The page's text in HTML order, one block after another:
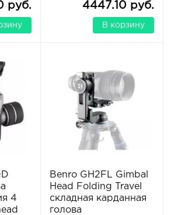
руб. 4447.10 руб.
В корзину
4
Benro GH2FL Gimbal
Head Folding Travel
складная карданная
голова